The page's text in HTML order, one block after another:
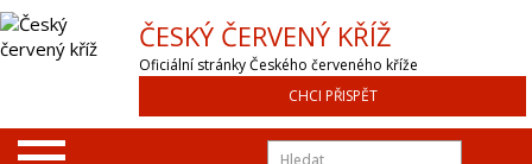
ČESKÝ ČERVENÝ KŘÍŽ
Oficiální stránky Českého červeného kříže
CHCI PŘISPĚT